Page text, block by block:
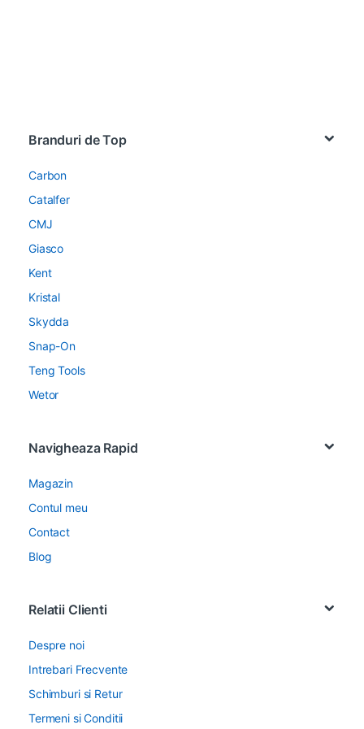
Branduri de Top
Carbon
Catalfer
CMJ
Giasco
Kent
Kristal
Skydda
Snap-On
Teng Tools
Wetor
Navigheaza Rapid
Magazin
Contul meu
Contact
Blog
Relatii Clienti
Despre noi
Intrebari Frecvente
Schimburi si Retur
Termeni si Conditii